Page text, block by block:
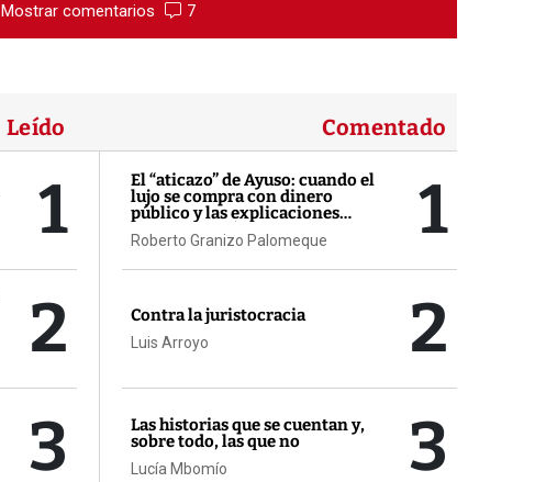
Mostrar comentarios 7
Leído Comentado
1
2
3
El “aticazo” de Ayuso: cuando el
lujo se compra con dinero
público y las explicaciones
llegan después
Roberto Granizo Palomeque 1
Contra la juristocracia
Luis Arroyo 2
Las historias que se cuentan y,
sobre todo, las que no
Lucía Mbomío 3